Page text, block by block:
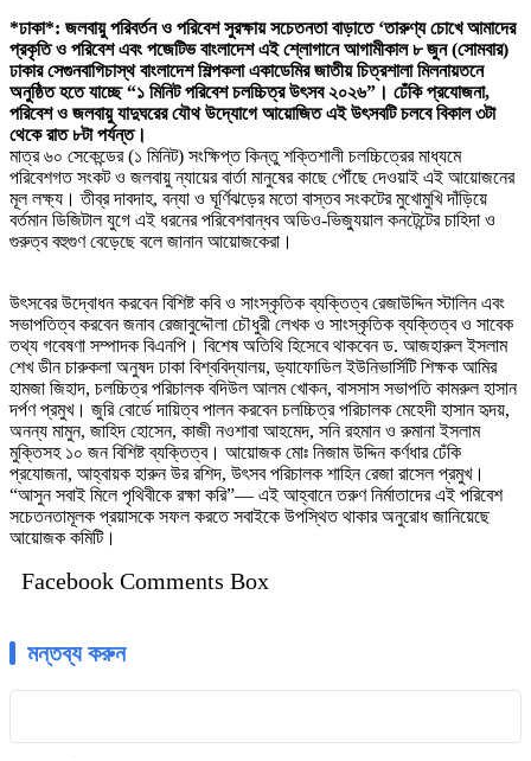
*ঢাকা*: জলবায়ু পরিবর্তন ও পরিবেশ সুরক্ষায় সচেতনতা বাড়াতে ‘তারুণ্য চোখে আমাদের
প্রকৃতি ও পরিবেশ এবং পজেটিভ বাংলাদেশ এই শ্লোগানে আগামীকাল ৮ জুন (সোমবার)
ঢাকার সেগুনবাগিচাস্থ বাংলাদেশ শিল্পকলা একাডেমির জাতীয় চিত্রশালা মিলনায়তনে
অনুষ্ঠিত হতে যাচ্ছে “১ মিনিট পরিবেশ চলচ্চিত্র উৎসব ২০২৬”। ঢেঁকি প্রযোজনা,
পরিবেশ ও জলবায়ু যাদুঘরের যৌথ উদ্যোগে আয়োজিত এই উৎসবটি চলবে বিকাল ৩টা
থেকে রাত ৮টা পর্যন্ত।
মাত্র ৬০ সেকেন্ডের (১ মিনিট) সংক্ষিপ্ত কিন্তু শক্তিশালী চলচ্চিত্রের মাধ্যমে
পরিবেশগত সংকট ও জলবায়ু ন্যায়ের বার্তা মানুষের কাছে পৌঁছে দেওয়াই এই আয়োজনের
মূল লক্ষ্য। তীব্র দাবদাহ, বন্যা ও ঘূর্ণিঝড়ের মতো বাস্তব সংকটের মুখোমুখি দাঁড়িয়ে
বর্তমান ডিজিটাল যুগে এই ধরনের পরিবেশবান্ধব অডিও-ভিজ্যুয়াল কনটেন্টের চাহিদা ও
গুরুত্ব বহুগুণ বেড়েছে বলে জানান আয়োজকেরা।
উৎসবের উদ্বোধন করবেন বিশিষ্ট কবি ও সাংস্কৃতিক ব্যক্তিত্ব রেজাউদ্দিন স্টালিন এবং
সভাপতিত্ব করবেন জনাব রেজাবুদ্দৌলা চৌধুরী লেখক ও সাংস্কৃতিক ব্যক্তিত্ব ও সাবেক
তথ্য গবেষণা সম্পাদক বিএনপি। বিশেষ অতিথি হিসেবে থাকবেন ড. আজহারুল ইসলাম
শেখ ডীন চারুকলা অনুষদ ঢাকা বিশ্ববিদ্যালয়, ড্যাফোডিল ইউনিভার্সিটি শিক্ষক আমির
হামজা জিহাদ, চলচ্চিত্র পরিচালক বদিউল আলম খোকন, বাসসাস সভাপতি কামরুল হাসান
দর্পণ প্রমুখ। জুরি বোর্ডে দায়িত্ব পালন করবেন চলচ্চিত্র পরিচালক মেহেদী হাসান হৃদয়,
অনন্য মামুন, জাহিদ হোসেন, কাজী নওশাবা আহমেদ, সনি রহমান ও রুমানা ইসলাম
মুক্তিসহ ১০ জন বিশিষ্ট ব্যক্তিত্ব। আয়োজক মোঃ নিজাম উদ্দিন কর্ণধার ঢেঁকি
প্রযোজনা, আহ্বায়ক হারুন উর রশিদ, উৎসব পরিচালক শাহিন রেজা রাসেল প্রমুখ।
“আসুন সবাই মিলে পৃথিবীকে রক্ষা করি”— এই আহ্বানে তরুণ নির্মাতাদের এই পরিবেশ
সচেতনতামূলক প্রয়াসকে সফল করতে সবাইকে উপস্থিত থাকার অনুরোধ জানিয়েছে
আয়োজক কমিটি।
Facebook Comments Box
মন্তব্য করুন